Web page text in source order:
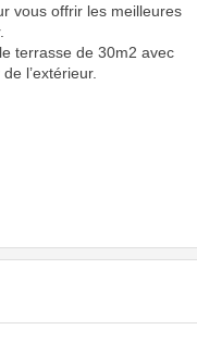
vous offrir les meilleures
terrasse de 30m2 avec
l’extérieur.